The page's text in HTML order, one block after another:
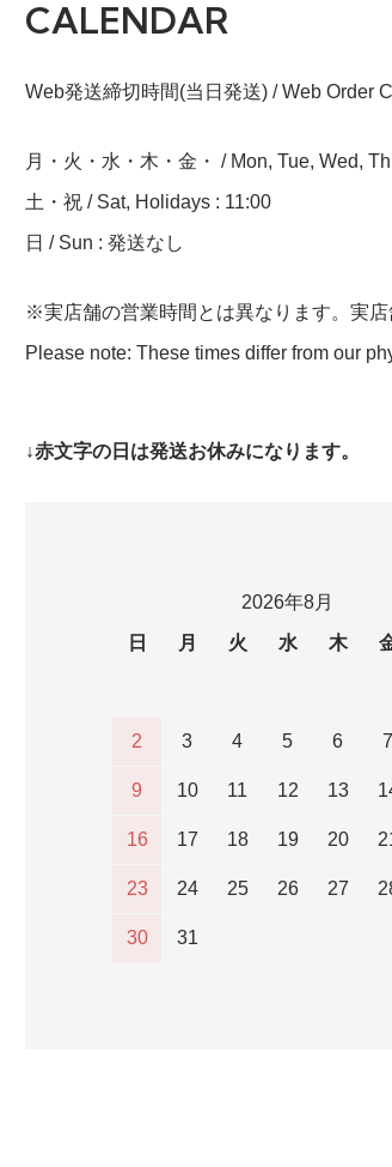
CALENDAR
Web発送締切時間(当日発送) / Web Order
月・火・水・木・金・ / Mon, Tue, Wed,
土・祝 / Sat, Holidays : 11:00
日 / Sun : 発送なし
※実店舗の営業時間とは異なります。実店
Please note: These times differ from our
↓赤文字の日は発送お休みになります。
2026年8月
日
月 火 水 木
2 3 4 5 6 7
9 10 11 12 13
16 17 18 19 20
23 24 25 26 27
30 31